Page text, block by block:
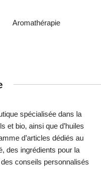
Aromathérapie
spécialisée dans la
et bio, ainsi que d’huiles
d’articles dédiés au
des ingrédients pour la
conseils personnalisés